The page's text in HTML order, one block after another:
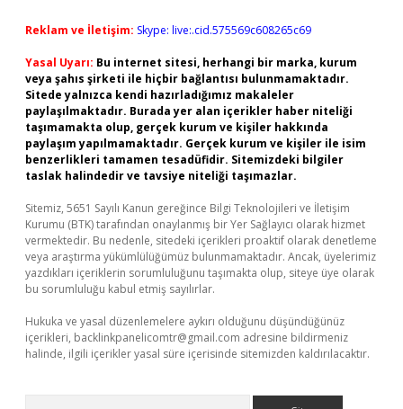
Reklam ve İletişim: Skype: live:.cid.575569c608265c69
Yasal Uyarı: Bu internet sitesi, herhangi bir marka, kurum
veya şahıs şirketi ile hiçbir bağlantısı bulunmamaktadır.
Sitede yalnızca kendi hazırladığımız makaleler
paylaşılmaktadır. Burada yer alan içerikler haber niteliği
taşımamakta olup, gerçek kurum ve kişiler hakkında
paylaşım yapılmamaktadır. Gerçek kurum ve kişiler ile isim
benzerlikleri tamamen tesadüfidir. Sitemizdeki bilgiler
taslak halindedir ve tavsiye niteliği taşımazlar.
Sitemiz, 5651 Sayılı Kanun gereğince Bilgi Teknolojileri ve İletişim
Kurumu (BTK) tarafından onaylanmış bir Yer Sağlayıcı olarak hizmet
vermektedir. Bu nedenle, sitedeki içerikleri proaktif olarak denetleme
veya araştırma yükümlülüğümüz bulunmamaktadır. Ancak, üyelerimiz
yazdıkları içeriklerin sorumluluğunu taşımakta olup, siteye üye olarak
bu sorumluluğu kabul etmiş sayılırlar.
Hukuka ve yasal düzenlemelere aykırı olduğunu düşündüğünüz
içerikleri, backlinkpanelicomtr@gmail.com adresine bildirmeniz
halinde, ilgili içerikler yasal süre içerisinde sitemizden kaldırılacaktır.